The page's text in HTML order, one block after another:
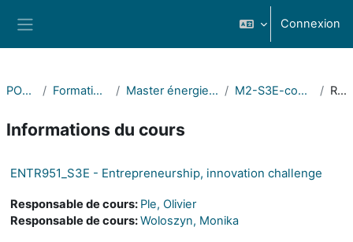
Connexion
POLYTECH Formations POLYTECH Master énergie solaire (Solar energy) M2-S3E-common - Semestre 9 Résumé
Informations du cours
ENTR951_S3E - Entrepreneurship, innovation challenge
Responsable de cours: Ple, Olivier
Responsable de cours:Woloszyn, Monika